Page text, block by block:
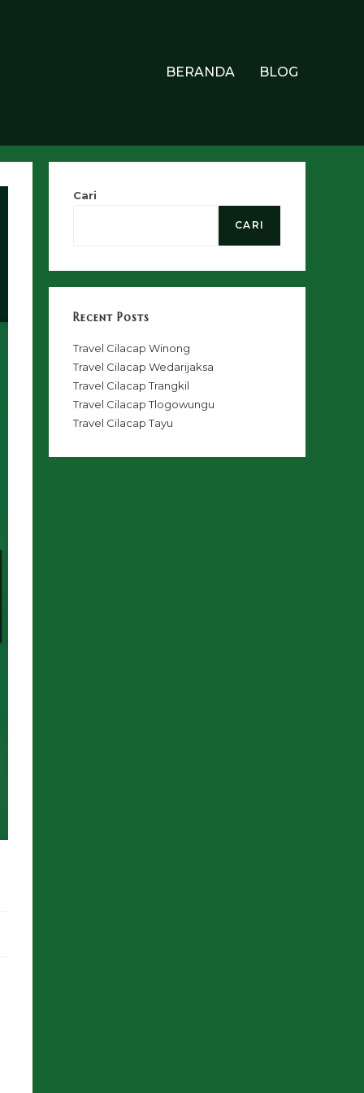
BERANDA BLOG
Cari
CARI
Recent Posts
Travel Cilacap Winong
Travel Cilacap Wedarijaksa
Travel Cilacap Trangkil
Travel Cilacap Tlogowungu
Travel Cilacap Tayu